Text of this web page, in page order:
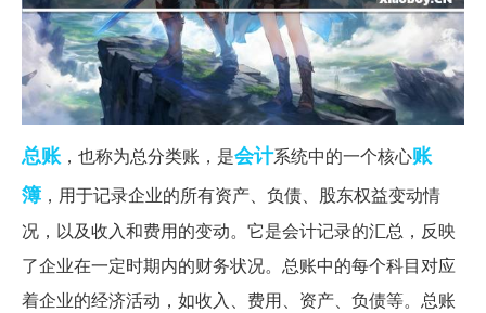
总账 ，也称为总分类账，是会计系统中的一个核心账
簿 ，用于记录企业的所有资产、负债、股东权益变动情
况，以及收入和费用的变动。它是会计记录的汇总，反映
了企业在一定时期内的财务状况。总账中的每个科目对应
着企业的经济活动，如收入、费用、资产、负债等。总账